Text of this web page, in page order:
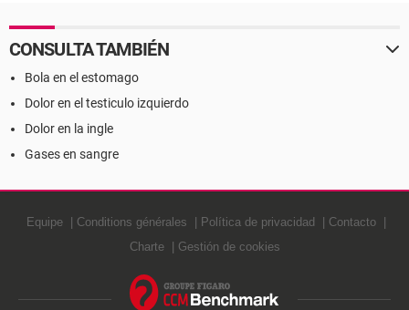
CONSULTA TAMBIÉN
Bola en el estomago
Dolor en el testiculo izquierdo
Dolor en la ingle
Gases en sangre
Equipe Conditions générales Política de privacidad
Contacto
Charte
Gestión de cookies